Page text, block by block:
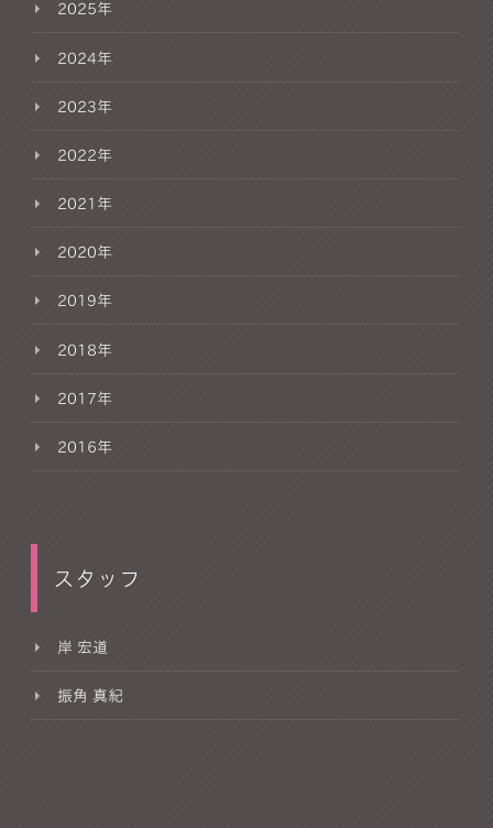
2025年
2024年
2023年
2022年
2021年
2020年
2019年
2018年
2017年
2016年
スタッフ
岸 宏道
振角 真紀